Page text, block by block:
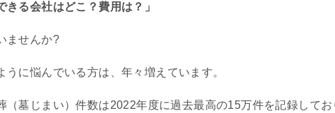
きる会社はどこ？費用は？」
ませんか?
うに悩んでいる方は、年々増えています。
（墓じまい）件数は2022年度に過去最高の15万件を記録してお